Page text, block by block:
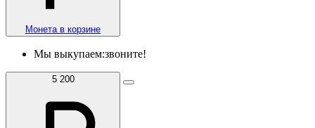
Монета в корзине
Мы выкупаем:звоните!
5 200